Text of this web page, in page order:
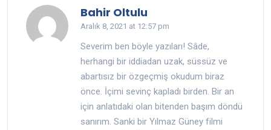
Bahir Oltulu
Aralık 8, 2021 at 12:57 pm
Severim ben böyle yazıları! Sâde,
herhangi bir iddiadan uzak, süssüz ve
abartısız bir özgeçmiş okudum biraz
önce. İçimi sevinç kapladı birden. Bir an
için anlatıdaki olan bitenden başım döndü
sanırım. Sanki bir Yılmaz Güney filmi